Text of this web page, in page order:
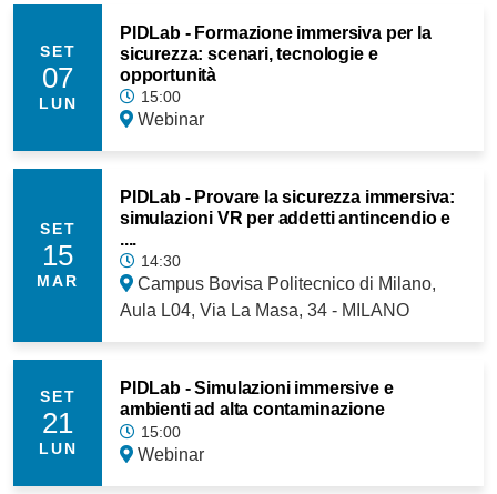
SET
07
LUN
PIDLab - Formazione immersiva per la
sicurezza: scenari, tecnologie e
opportunità
15:00
Webinar
SET
15
MAR
PIDLab - Provare la sicurezza immersiva:
simulazioni VR per addetti antincendio e
....
14:30
Campus Bovisa Politecnico di Milano,
Aula L04, Via La Masa, 34 - MILANO
SET
21
LUN
PIDLab - Simulazioni immersive e
ambienti ad alta contaminazione
15:00
Webinar